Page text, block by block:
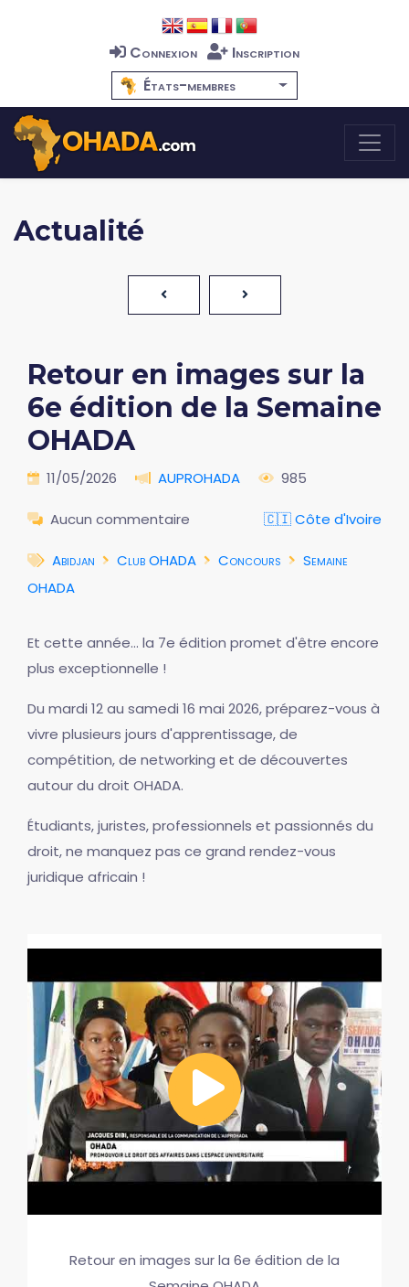
Connexion
Inscription
États-membres
Actualité
Retour en images sur la
6e édition de la Semaine
OHADA
11/05/2026 AUPROHADA 985
Aucun commentaire 🇨🇮 Côte d'Ivoire
Abidjan Club OHADA Concours
Semaine
OHADA
Et cette année... la 7e édition promet d'être encore
plus exceptionnelle !
Du mardi 12 au samedi 16 mai 2026, préparez-vous à
vivre plusieurs jours d'apprentissage, de
compétition, de networking et de découvertes
autour du droit OHADA.
Étudiants, juristes, professionnels et passionnés du
droit, ne manquez pas ce grand rendez-vous
juridique africain !
Retour en images sur la 6e édition de la